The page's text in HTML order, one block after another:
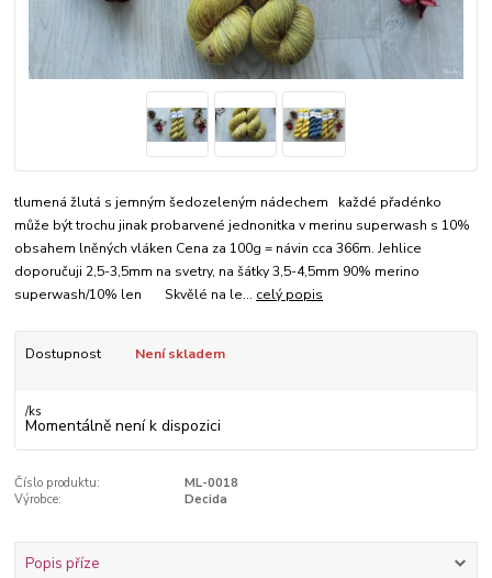
tlumená žlutá s jemným šedozeleným nádechem každé přadénko
může být trochu jinak probarvené jednonitka v merinu superwash s 10%
obsahem lněných vláken Cena za 100g = návin cca 366m. Jehlice
doporučuji 2,5-3,5mm na svetry, na šátky 3,5-4,5mm 90% merino
superwash/10% len Skvělé na le... celý popis
Dostupnost Není skladem
/ks
Momentálně není k dispozici
Číslo produktu:
ML-0018
Výrobce:
Decida
Popis příze